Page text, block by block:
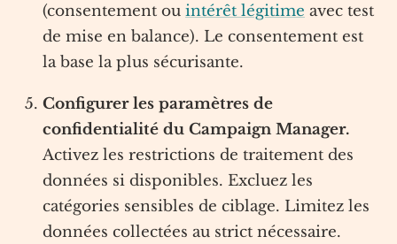
(consentement ou intérêt légitime avec test
de mise en balance). Le consentement est
la base la plus sécurisante.
Configurer les paramètres de
confidentialité du Campaign Manager.
Activez les restrictions de traitement des
données si disponibles. Excluez les
catégories sensibles de ciblage. Limitez les
données collectées au strict nécessaire.